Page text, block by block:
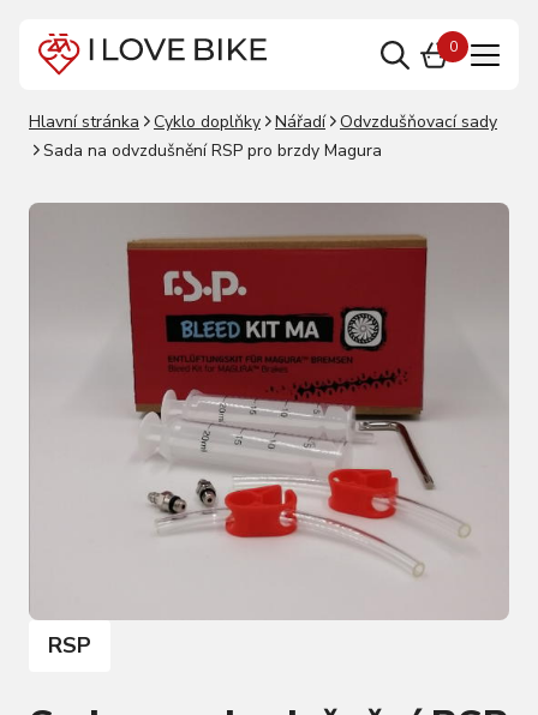
0
Hlavní stránka Cyklo doplňky Nářadí
Odvzdušňovací sady
Sada na odvzdušnění RSP pro brzdy Magura
RSP